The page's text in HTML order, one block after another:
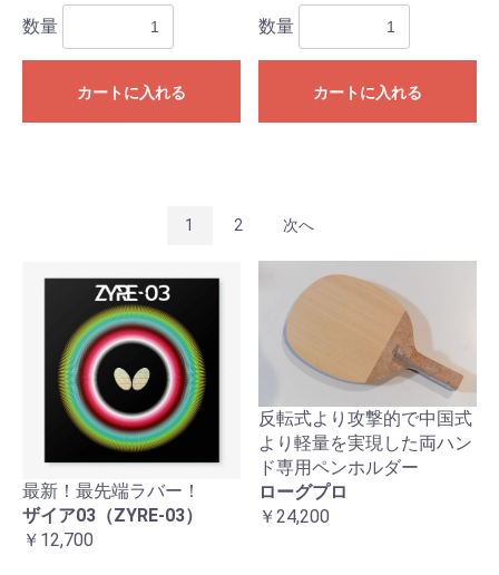
数量
カートに入れる
数量
カートに入れる
1 2 次へ
最新！最先端ラバー！
ザイア03（ZYRE-03）
￥12,700
反転式より攻撃的で中国式
より軽量を実現した両ハン
ド専用ペンホルダー
ローグプロ
￥24,200